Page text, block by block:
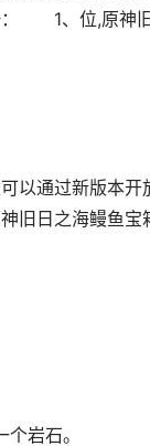
、位,原神旧
以通过新版本
旧日之海鳗鱼宝
岩石。